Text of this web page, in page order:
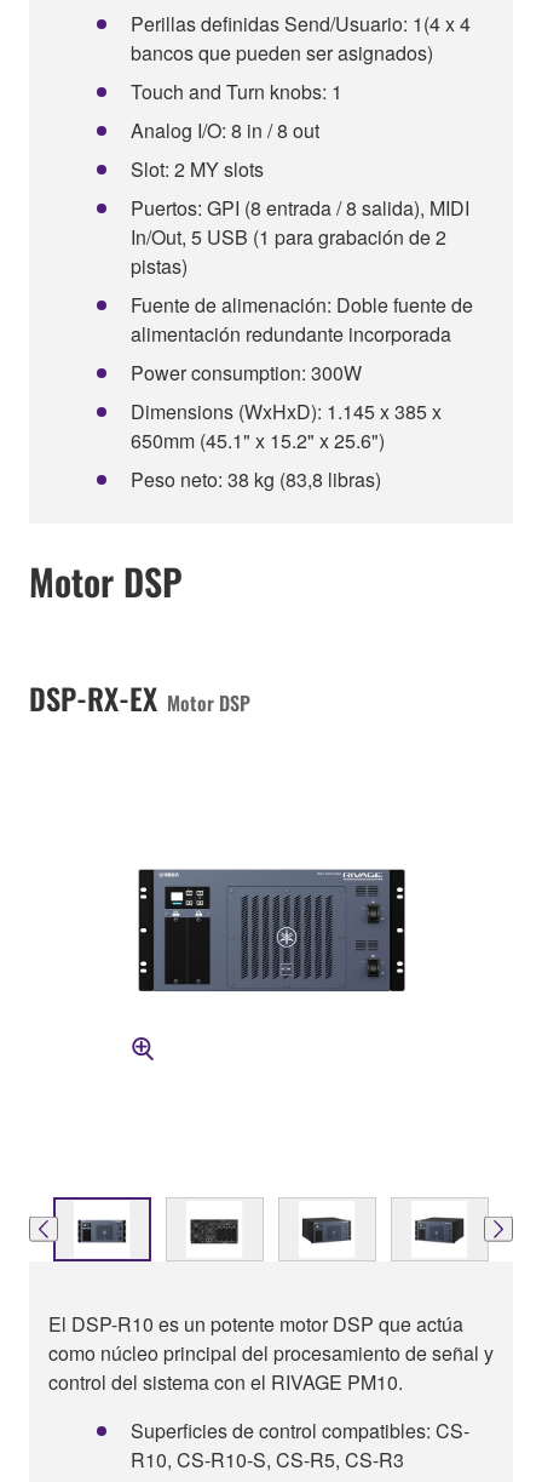
Perillas definidas Send/Usuario: 1(4 x 4
bancos que pueden ser asignados)
Touch and Turn knobs: 1
Analog I/O: 8 in / 8 out
Slot: 2 MY slots
Puertos: GPI (8 entrada / 8 salida), MIDI
In/Out, 5 USB (1 para grabación de 2
pistas)
Fuente de alimenación: Doble fuente de
alimentación redundante incorporada
Power consumption: 300W
Dimensions (WxHxD): 1.145 x 385 x
650mm (45.1" x 15.2" x 25.6")
Peso neto: 38 kg (83,8 libras)
Motor DSP
DSP-RX-EX Motor DSP
El DSP-R10 es un potente motor DSP que actúa
como núcleo principal del procesamiento de señal y
control del sistema con el RIVAGE PM10.
Superficies de control compatibles: CS-
R10, CS-R10-S, CS-R5, CS-R3